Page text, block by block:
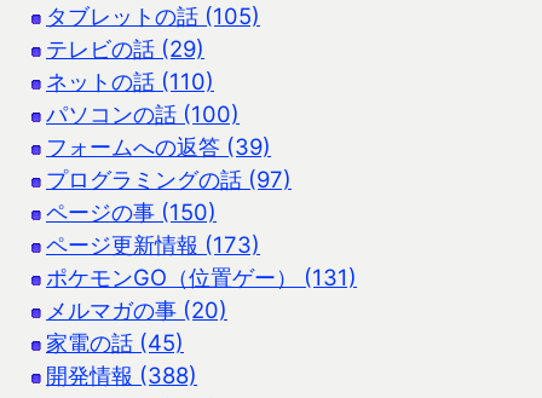
タブレットの話 (105)
テレビの話 (29)
ネットの話 (110)
パソコンの話 (100)
フォームへの返答 (39)
プログラミングの話 (97)
ページの事 (150)
ページ更新情報 (173)
ポケモンGO（位置ゲー） (131)
メルマガの事 (20)
家電の話 (45)
開発情報 (388)